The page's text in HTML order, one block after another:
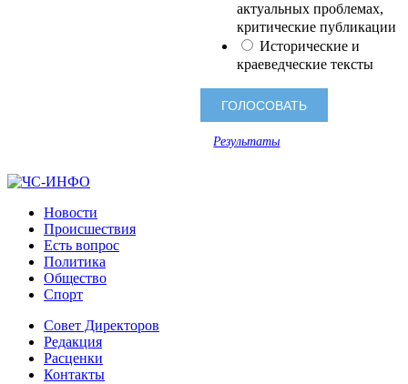
актуальных проблемах,
критические публикации
Исторические и
краеведческие тексты
Результаты
Новости
Происшествия
Есть вопрос
Политика
Общество
Спорт
Совет Директоров
Редакция
Расценки
Контакты